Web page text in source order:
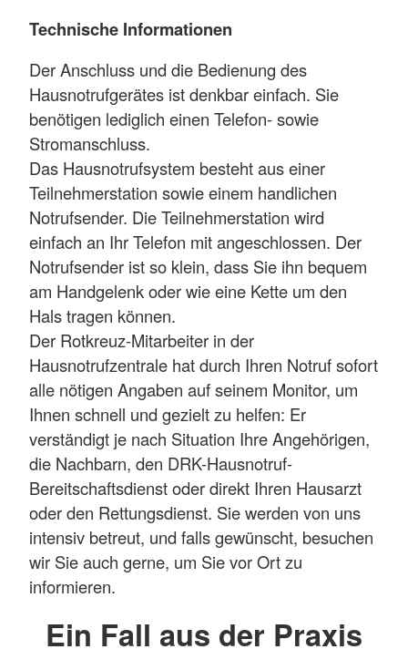
Technische Informationen
Der Anschluss und die Bedienung des
Hausnotrufgerätes ist denkbar einfach. Sie
benötigen lediglich einen Telefon- sowie
Stromanschluss.
Das Hausnotrufsystem besteht aus einer
Teilnehmerstation sowie einem handlichen
Notrufsender. Die Teilnehmerstation wird
einfach an Ihr Telefon mit angeschlossen. Der
Notrufsender ist so klein, dass Sie ihn bequem
am Handgelenk oder wie eine Kette um den
Hals tragen können.
Der Rotkreuz-Mitarbeiter in der
Hausnotrufzentrale hat durch Ihren Notruf sofort
alle nötigen Angaben auf seinem Monitor, um
Ihnen schnell und gezielt zu helfen: Er
verständigt je nach Situation Ihre Angehörigen,
die Nachbarn, den DRK-Hausnotruf-
Bereitschaftsdienst oder direkt Ihren Hausarzt
oder den Rettungsdienst. Sie werden von uns
intensiv betreut, und falls gewünscht, besuchen
wir Sie auch gerne, um Sie vor Ort zu
informieren.
Ein Fall aus der Praxis